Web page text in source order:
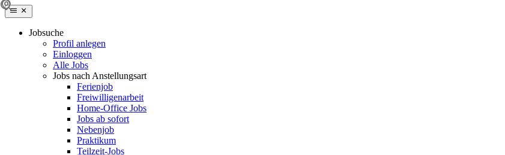
Jobsuche
Profil anlegen
Einloggen
Alle Jobs
Jobs nach Anstellungsart
Ferienjob
Freiwilligenarbeit
Home-Office Jobs
Jobs ab sofort
Nebenjob
Praktikum
Teilzeit-Jobs